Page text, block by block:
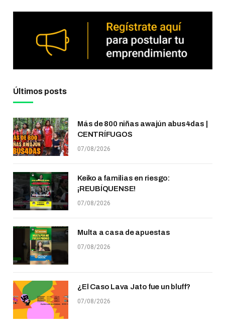
Últimos posts
Más de 800 niñas awajún abus4das |
CENTRÍFUGOS
07/08/2026
Keiko a familias en riesgo:
¡REUBÍQUENSE!
07/08/2026
Multa a casa de apuestas
07/08/2026
¿El Caso Lava Jato fue un bluff?
07/08/2026